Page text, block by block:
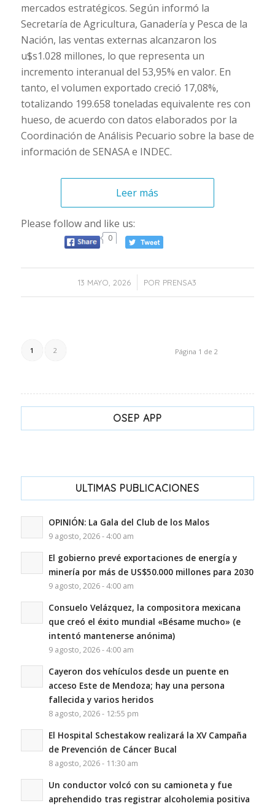
mercados estratégicos. Según informó la
Secretaría de Agricultura, Ganadería y Pesca de la
Nación, las ventas externas alcanzaron los
u$s1.028 millones, lo que representa un
incremento interanual del 53,95% en valor. En
tanto, el volumen exportado creció 17,08%,
totalizando 199.658 toneladas equivalente res con
hueso, de acuerdo con datos elaborados por la
Coordinación de Análisis Pecuario sobre la base de
información de SENASA e INDEC.
Leer más
Please follow and like us:
0
13 MAYO, 2026
/ POR PRENSA3
Página 1 de 2
1 2
OSEP APP
ULTIMAS PUBLICACIONES
OPINIÓN: La Gala del Club de los Malos
9 agosto, 2026 - 4:00 am
El gobierno prevé exportaciones de energía y
minería por más de US$50.000 millones para 2030
9 agosto, 2026 - 4:00 am
Consuelo Velázquez, la compositora mexicana
que creó el éxito mundial «Bésame mucho» (e
intentó mantenerse anónima)
9 agosto, 2026 - 4:00 am
Cayeron dos vehículos desde un puente en
acceso Este de Mendoza; hay una persona
fallecida y varios heridos
8 agosto, 2026 - 12:55 pm
El Hospital Schestakow realizará la XV Campaña
de Prevención de Cáncer Bucal
8 agosto, 2026 - 11:30 am
Un conductor volcó con su camioneta y fue
aprehendido tras registrar alcoholemia positiva